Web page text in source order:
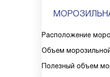
Расположение
Объем
Полезный объем